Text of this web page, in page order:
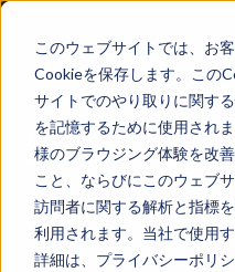
このウェブサイトでは、お
Cookieを保存します。この
サイトでのやり取りに関す
を記憶するために使用され
様のブラウジング体験を改
こと、ならびにこのウェブ
訪問者に関する解析と指標
利用されます。当社で使用
詳細は、プライバシーポリ
NEWS